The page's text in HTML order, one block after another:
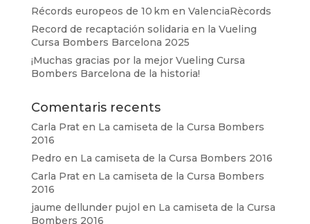
Récords europeos de 10 km en ValenciaRècords
Record de recaptación solidaria en la Vueling
Cursa Bombers Barcelona 2025
¡Muchas gracias por la mejor Vueling Cursa
Bombers Barcelona de la historia!
Comentaris recents
Carla Praten La camiseta de la Cursa Bombers
2016
Pedro en La camiseta de la Cursa Bombers 2016
Carla Praten La camiseta de la Cursa Bombers
2016
jaume dellunder pujol en La camiseta de la Cursa
Bombers 2016